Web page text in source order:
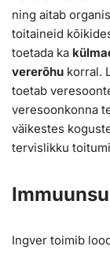
ning aitab
toitaineid
toetada ka
vererõhu korral.
toetab
veresoonkonna
väikestes
tervislikku
Ingver toimib